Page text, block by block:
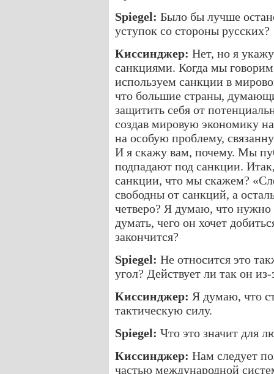
Spiegel: Было бы лучше
уступок со стороны русских?
Киссинджер: Нет, но я
санкциями. Когда мы
используем санкции в
что большие страны,
защитить себя от
создав мировую экономику
на особую проблему,
И я скажу вам, почему. Мы
подпадают под санкции.
санкции, что мы скажем?
свободны от санкций, а
четверо? Я думаю, что нужно
думать, чего он хочет
закончится?
Spiegel: Не относится это
угол? Действует ли так он
Киссинджер: Я думаю, что
тактическую силу.
Spiegel: Что это значит для
Киссинджер: Нам следует
частью международной